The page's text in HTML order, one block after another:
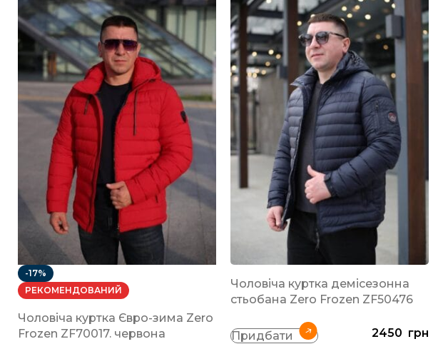
-17%
РЕКОМЕНДОВАНИЙ
Чоловіча куртка Євро-зима Zero
Frozen ZF70017. червона
Чоловіча куртка демісезонна
стьобана Zero Frozen ZF50476
Придбати 2450 грн